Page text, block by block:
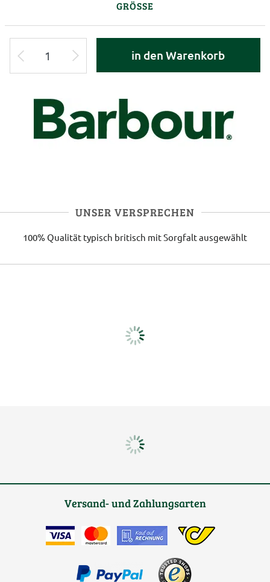
GRÖSSE
in den Warenkorb
UNSER VERSPRECHEN
100% Qualität typisch britisch mit Sorgfalt ausgewählt
Versand- und Zahlungsarten